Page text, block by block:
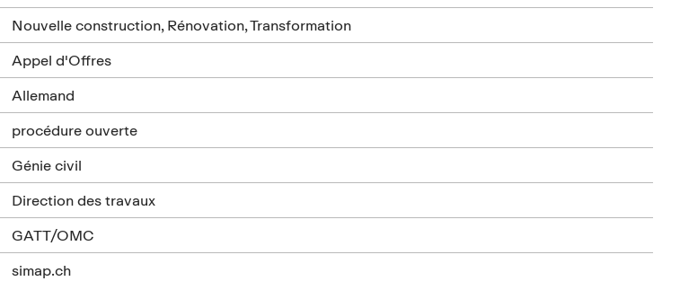
Nouvelle construction, Rénovation, Transformation
Appel d'Offres
Allemand
procédure ouverte
Génie civil
Direction des travaux
GATT/OMC
simap.ch